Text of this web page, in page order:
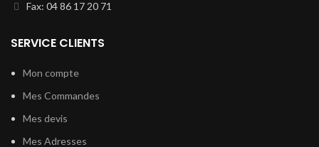
Fax: 04 86 17 20 71
SERVICE CLIENTS
Mon compte
Mes Commandes
Mes devis
Mes Adresses